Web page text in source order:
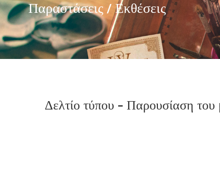
Παραστάσεις / Εκθέσεις
Δελτίο τύπου - Παρουσίαση